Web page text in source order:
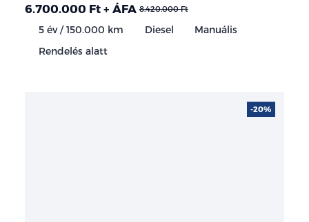
6.700.000 Ft + ÁFA 8.420.000 Ft
5 év / 150.000 km Diesel
Manuális
Rendelés alatt
-20%